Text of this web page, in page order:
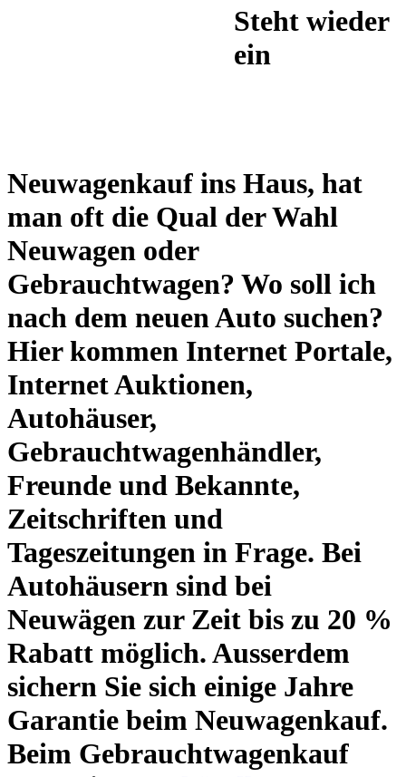
Steht wieder
ein
Neuwagenkauf ins Haus, hat
man oft die Qual der Wahl
Neuwagen oder
Gebrauchtwagen? Wo soll ich
nach dem neuen Auto suchen?
Hier kommen Internet Portale,
Internet Auktionen,
Autohäuser,
Gebrauchtwagenhändler,
Freunde und Bekannte,
Zeitschriften und
Tageszeitungen in Frage. Bei
Autohäusern sind bei
Neuwägen zur Zeit bis zu 20 %
Rabatt möglich. Ausserdem
sichern Sie sich einige Jahre
Garantie beim Neuwagenkauf.
Beim Gebrauchtwagenkauf